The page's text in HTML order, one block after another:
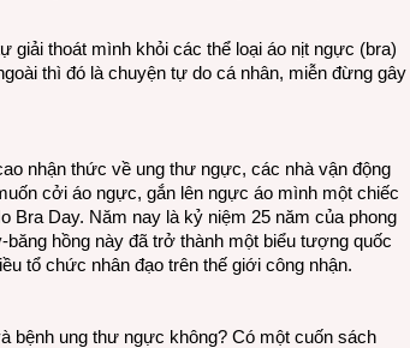
giải thoát mình khỏi các thể loại áo nịt ngực (bra)
thì đó là chuyện tự do cá nhân, miễn đừng gây
nhận thức về ung thư ngực, các nhà vận động
cởi áo ngực, gắn lên ngực áo mình một chiếc
Bra Day. Năm nay là kỷ niệm 25 năm của phong
hồng này đã trở thành một biểu tượng quốc
tổ chức nhân đạo trên thế giới công nhận.
bệnh ung thư ngực không? Có một cuốn sách